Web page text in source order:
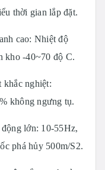
thời gian lắp đặt.
cao: Nhiệt độ
kho -40~70 độ C.
khắc nghiệt:
không ngưng tụ.
lớn: 10-55Hz,
phá hủy 500m/S2.